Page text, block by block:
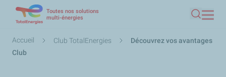
contenu
Toutes nos solutions
multi-énergies
Fil
d'Ariane
Accueil Club TotalEnergies
Découvrez vos avantages
Club